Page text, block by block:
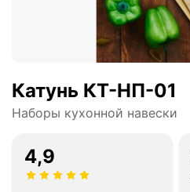
Катунь КТ-НП-01
Наборы кухонной навески
4,9